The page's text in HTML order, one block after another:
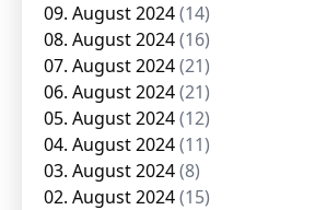
09. August 2024(14)
08. August 2024(16)
07. August 2024(21)
06. August 2024(21)
05. August 2024(12)
04. August 2024(11)
03. August 2024(8)
02. August 2024(15)